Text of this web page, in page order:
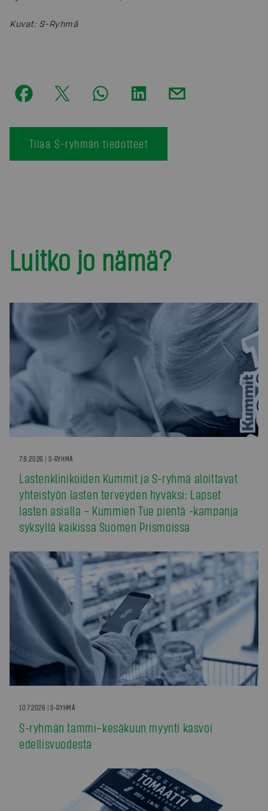
Kuvat: S-Ryhmä
Tilaa S-ryhmän tiedotteet
Luitko jo nämä?
7.8.2026 | S-RYHMÄ
Lastenklinikoiden Kummit ja S-ryhmä aloittavat
yhteistyön lasten terveyden hyväksi: Lapset
lasten asialla – Kummien Tue pientä -kampanja
syksyllä kaikissa Suomen Prismoissa
10.7.2026 | S-RYHMÄ
S-ryhmän tammi–kesäkuun myynti kasvoi
edellisvuodesta